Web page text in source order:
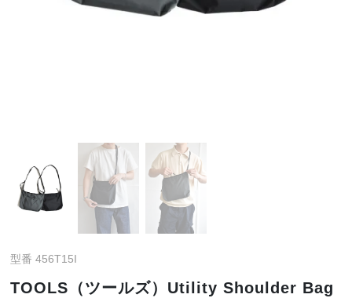
型番 456T15I
TOOLS（ツールズ）Utility Shoulder Bag